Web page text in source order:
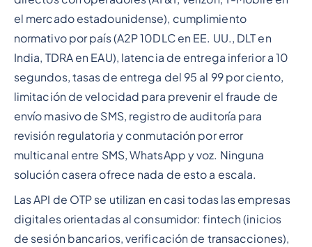
el mercado estadounidense), cumplimiento
normativo por país (A2P 10DLC en EE. UU., DLT en
India, TDRA en EAU), latencia de entrega inferior a 10
segundos, tasas de entrega del 95 al 99 por ciento,
limitación de velocidad para prevenir el fraude de
envío masivo de SMS, registro de auditoría para
revisión regulatoria y conmutación por error
multicanal entre SMS, WhatsApp y voz. Ninguna
solución casera ofrece nada de esto a escala.
Las API de OTP se utilizan en casi todas las empresas
digitales orientadas al consumidor: fintech (inicios
de sesión bancarios, verificación de transacciones),